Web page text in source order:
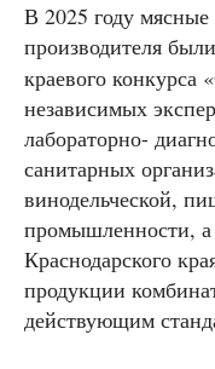
В 2025 году
производителя
краевого конкурса
независимых
лабораторно-
санитарных
винодельческой,
промышленности, а
Краснодарского
продукции
действующим